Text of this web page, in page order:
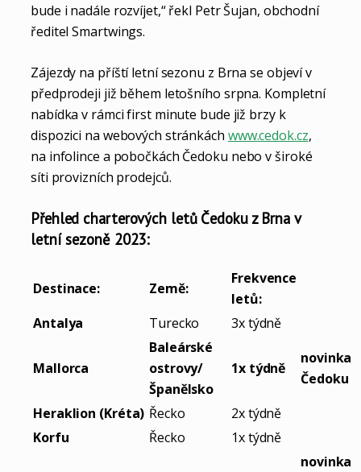
bude i nadále rozvíjet,“ řekl Petr Šujan, obchodní
ředitel Smartwings.
Zájezdy na příští letní sezonu z Brna se objeví v
předprodeji již během letošního srpna. Kompletní
nabídka v rámci first minute bude již brzy k
dispozici na webových stránkách www.cedok.cz,
na infolince a pobočkách Čedoku nebo v široké
síti provizních prodejců.
Přehled charterových letů Čedoku z Brna v
letní sezoně 2023:
Destinace: Země:
Frekvence
letů:
Antalya
Turecko 3x týdně
Mallorca
Baleárské
ostrovy/
Španělsko
1x týdně
novinka
Čedoku
Heraklion (Kréta) Řecko
2x týdně
Korfu
Řecko 1x týdně
novinka